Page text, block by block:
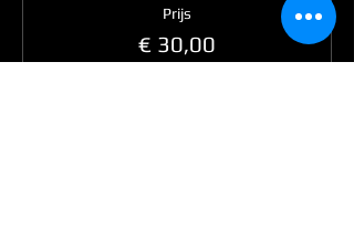
Prijs
€ 30,00